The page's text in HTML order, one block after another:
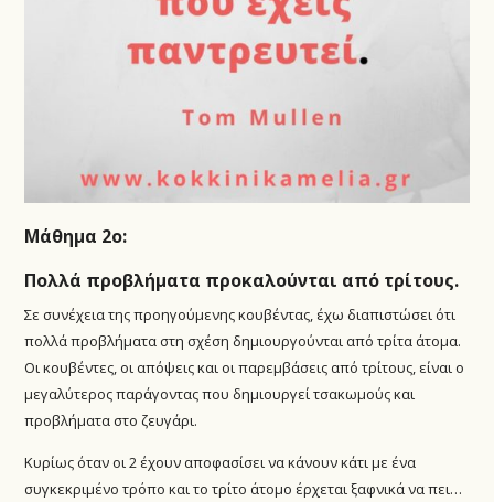
Μάθημα 2ο:
Πολλά προβλήματα προκαλούνται από τρίτους.
Σε συνέχεια της προηγούμενης κουβέντας, έχω διαπιστώσει ότι
πολλά προβλήματα στη σχέση δημιουργούνται από τρίτα άτομα.
Οι κουβέντες, οι απόψεις και οι παρεμβάσεις από τρίτους, είναι ο
μεγαλύτερος παράγοντας που δημιουργεί τσακωμούς και
προβλήματα στο ζευγάρι.
Κυρίως όταν οι 2 έχουν αποφασίσει να κάνουν κάτι με ένα
συγκεκριμένο τρόπο και το τρίτο άτομο έρχεται ξαφνικά να πει…